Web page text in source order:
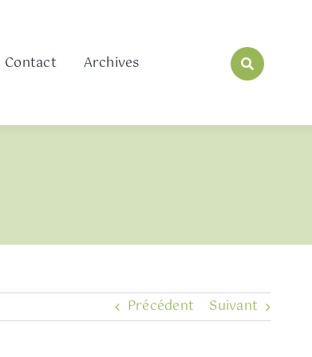
Contact Archives
Précédent Suivant